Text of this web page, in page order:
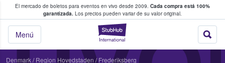
El mercado de boletos para eventos en vivo desde 2009. Cada compra está 100%
garantizada. Los precios pueden variar de su valor original.
StubHub: donde
Menú
fans compran y venden boletos
Denmark/ Region Hovedstaden / Frederiksberg